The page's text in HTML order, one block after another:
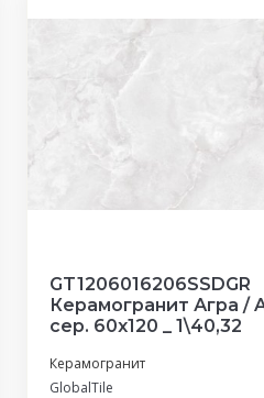
GT1206016206SSDGR
Керамогранит Агра /
сер. 60x120 _ 1\40,32
Керамогранит
GlobalTile